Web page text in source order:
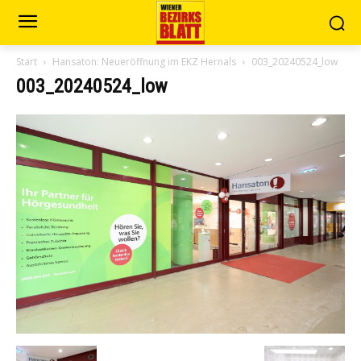
Start Hansaton: Neueröffnung im EKZ Hernals 003_20240524_low
003_20240524_low